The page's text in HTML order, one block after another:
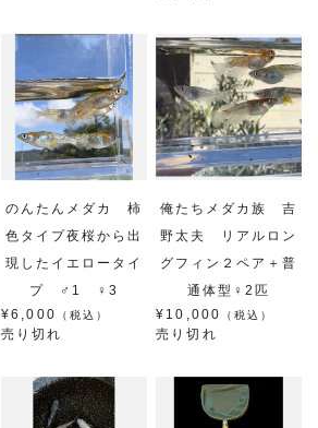
のんたんメダカ 柿
色タイプ夜桜から出
現したイエロータイ
プ ♂1 ♀3
¥6,000
（税込）
売り切れ
俺たちメダカ族 吉
野太夫 リアルロン
グフィン２ペア＋普
通体型♀2匹
¥10,000
（税込）
売り切れ